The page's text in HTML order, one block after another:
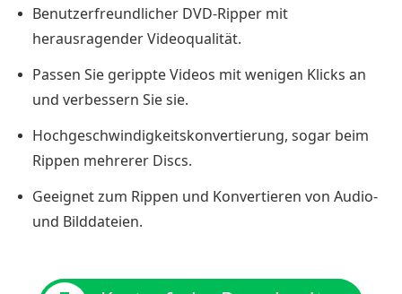
Benutzerfreundlicher DVD-Ripper mit
herausragender Videoqualität.
Passen Sie gerippte Videos mit wenigen Klicks an
und verbessern Sie sie.
Hochgeschwindigkeitskonvertierung, sogar beim
Rippen mehrerer Discs.
Geeignet zum Rippen und Konvertieren von Audio-
und Bilddateien.